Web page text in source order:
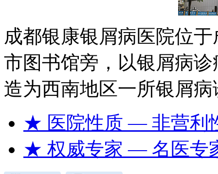
成都银康银屑病医院位
市图书馆旁，以银屑病
造为西南地区一所银屑
★ 医院性质— 非营利
★ 权威专家— 名医专